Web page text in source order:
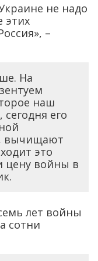
не надо
этих
–
На
наш
сегодня его
вычищают
это
цену войны в
лет войны
сотни